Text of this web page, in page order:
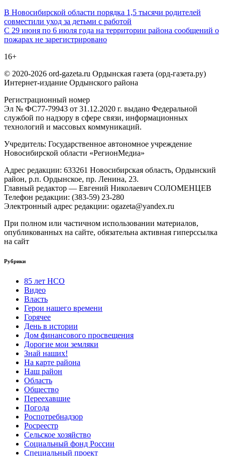
Навигация
по
записям
В Новосибирской области порядка 1,5 тысячи родителей
совместили уход за детьми с работой
С 29 июня по 6 июля года на территории района сообщений о
пожарах не зарегистрировано
16+
© 2020-2026 ord-gazeta.ru Ордынская газета (орд-газета.ру)
Интернет-издание Ордынского района
Регистрационный номер
Эл № ФС77-79943 от 31.12.2020 г. выдано Федеральной
службой по надзору в сфере связи, информационных
технологий и массовых коммуникаций.
Учредитель: Государственное автономное учреждение
Новосибирской области «РегионМедиа»
Адрес редакции: 633261 Новосибирская область, Ордынский
район, р.п. Ордынское, пр. Ленина, 23.
Главный редактор — Евгений Николаевич СОЛОМЕНЦЕВ
Телефон редакции: (383-59) 23-280
Электронный адрес редакции: ogazeta@yandex.ru
При полном или частичном использовании материалов,
опубликованных на сайте, обязательна активная гиперссылка
на сайт
Рубрики
85 лет НСО
Видео
Власть
Герои нашего времени
Горячее
День в истории
Дом финансового просвещения
Дорогие мои земляки
Знай наших!
На карте района
Наш район
Область
Общество
Переехавшие
Погода
Роспотребнадзор
Росреестр
Сельское хозяйство
Социальный фонд России
Специальный проект